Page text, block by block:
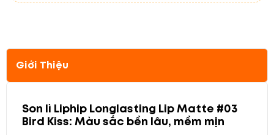
Giới Thiệu
Son lì Liphip Longlasting Lip Matte #03
Bird Kiss: Màu sắc bền lâu, mềm mịn